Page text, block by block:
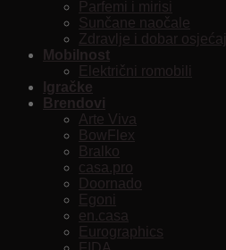
Parfemi i mirisi
Sunčane naočale
Zdravlje i dobar osjećaj
Mobilnost
Električni romobili
Igračke
Brendovi
Arte Viva
BowFlex
Bralko
casa.pro
Doornado
Egoni
en.casa
Eurographics